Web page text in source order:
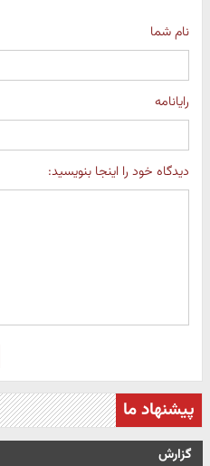
نام شما
رایانامه
دیدگاه خود را اینجا بنویسید:
پیشنهاد ما
گزارش